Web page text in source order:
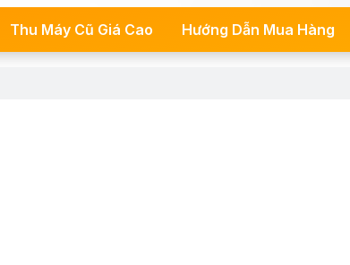
Thu Máy Cũ Giá Cao Hướng Dẫn Mua Hàng